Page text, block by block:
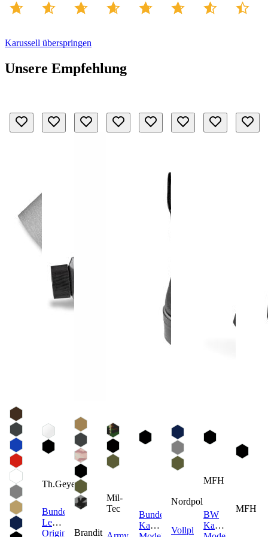
Karussell überspringen
Unsere Empfehlung
Th.Geyer
Bundeswehr
Lederpflegemittel
Original
Brandit
Mil-
Tec
Bundeswehr
Kampfstiefel
Nordpol
Vollplüsch
MFH
BW
Kampfstiefel
MFH